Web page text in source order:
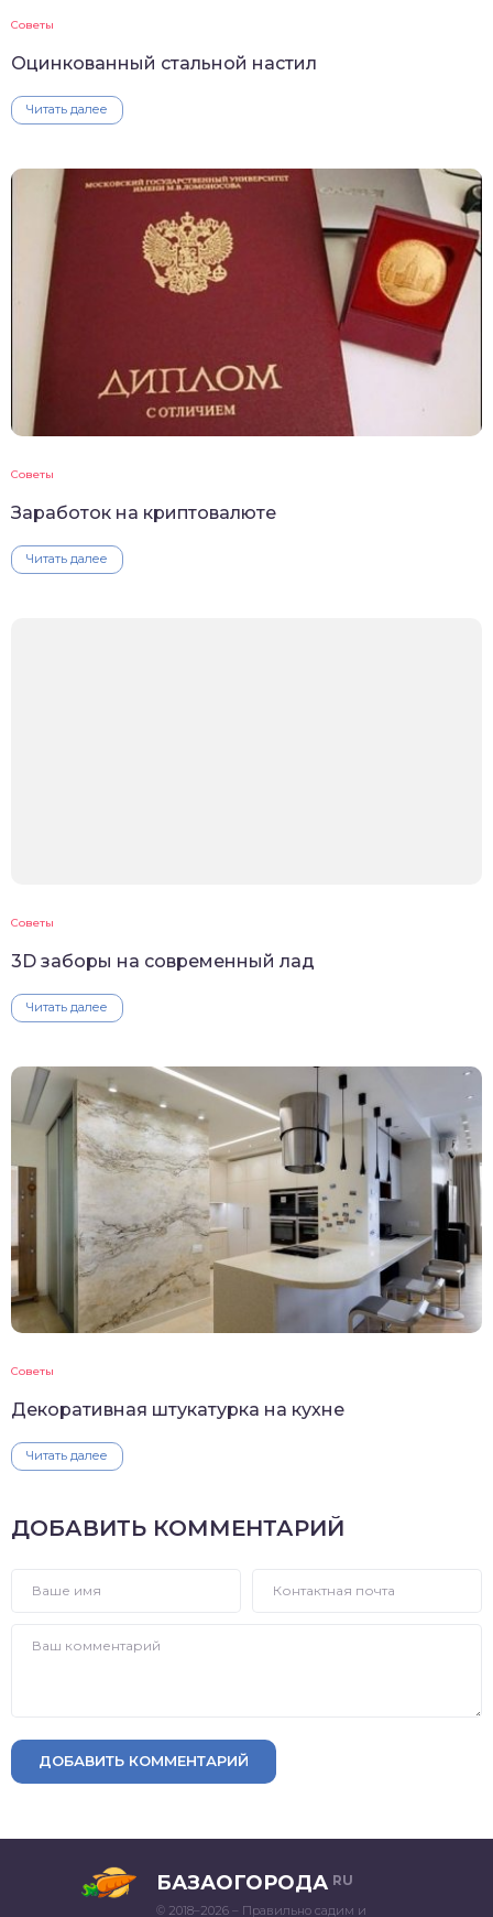
Советы
Оцинкованный стальной настил
Читать далее
Советы
Заработок на криптовалюте
Читать далее
Советы
3D заборы на современный лад
Читать далее
Советы
Декоративная штукатурка на кухне
Читать далее
ДОБАВИТЬ КОММЕНТАРИЙ
ДОБАВИТЬ КОММЕНТАРИЙ
БАЗАОГОРОДА RU
© 2018–2026 – Правильно садим и